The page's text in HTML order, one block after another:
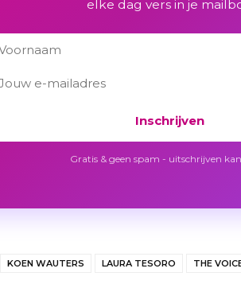
elke dag vers in je
Inschrijven
Gratis & geen spam - uitschrijven
KOEN WAUTERS LAURA TESORO THE